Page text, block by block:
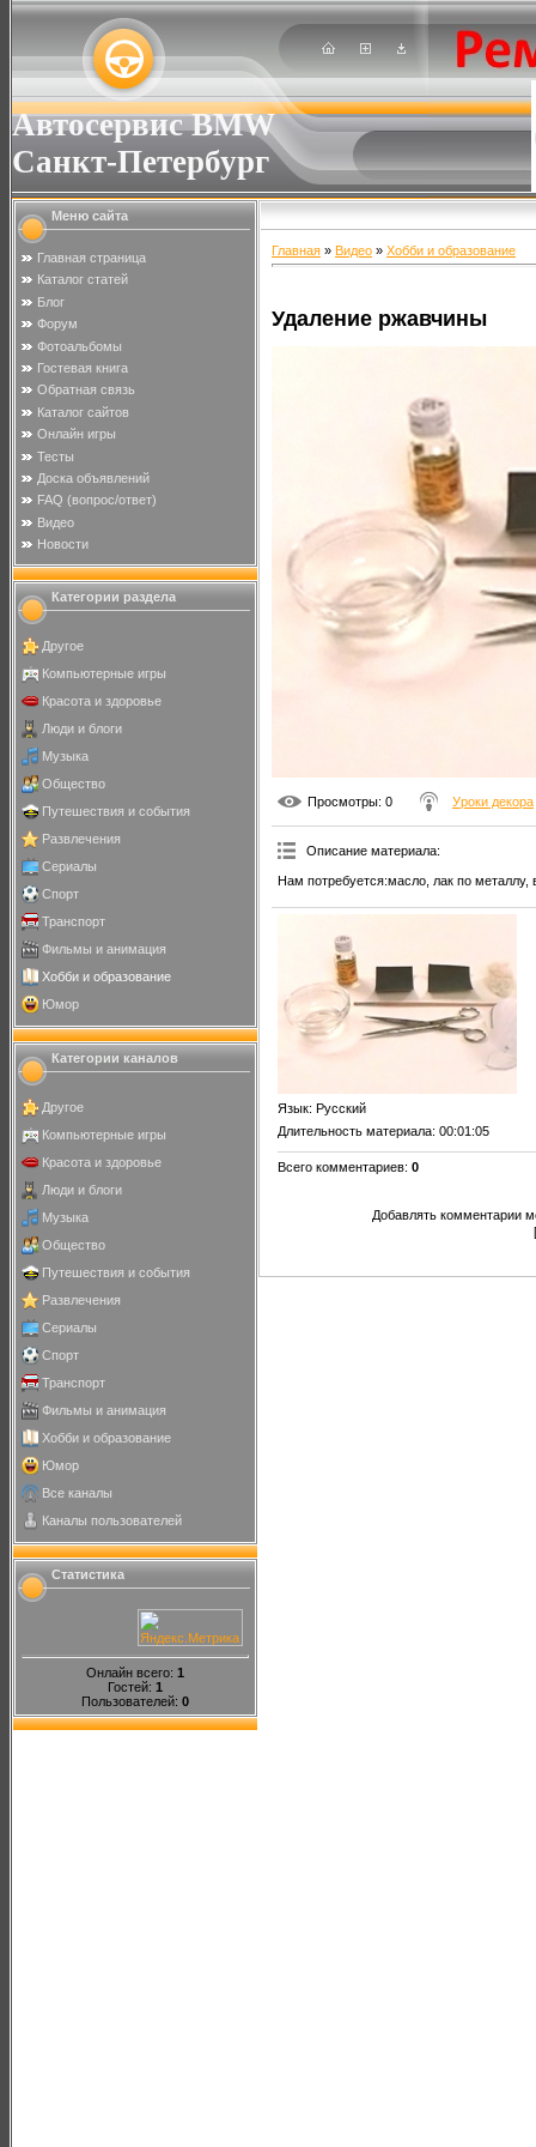
Автосервис BMW
Санкт-Петербург
Меню сайта
Главная страница
Каталог статей
Блог
Форум
Фотоальбомы
Гостевая книга
Обратная связь
Каталог сайтов
Онлайн игры
Тесты
Доска объявлений
FAQ (вопрос/ответ)
Видео
Новости
Категории раздела
Другое
Компьютерные игры
Красота и здоровье
Люди и блоги
Музыка
Общество
Путешествия и события
Развлечения
Сериалы
Спорт
Транспорт
Фильмы и анимация
Хобби и образование
Юмор
Категории каналов
Другое
Компьютерные игры
Красота и здоровье
Люди и блоги
Музыка
Общество
Путешествия и события
Развлечения
Сериалы
Спорт
Транспорт
Фильмы и анимация
Хобби и образование
Юмор
Все каналы
Каналы пользователей
Статистика
Онлайн всего: 1
Гостей: 1
Пользователей: 0
Главная » Видео » Хобби и образование
Удаление ржавчины
Просмотры: 0 Уроки декора
Описание материала:
Нам потребуется:масло, лак по металлу,
Язык: Русский
Длительность материала: 00:01:05
Всего комментариев: 0
Добавлять комментарии